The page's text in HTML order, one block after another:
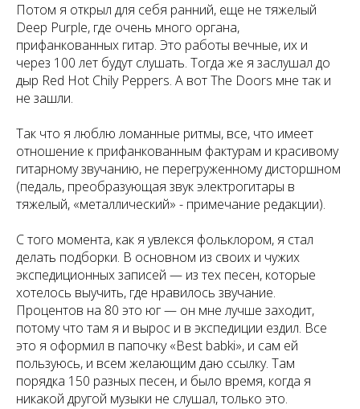
Потом я открыл для себя ранний, еще не тяжелый
Deep Purple, где очень много органа,
прифанкованных гитар. Это работы вечные, их и
через 100 лет будут слушать. Тогда же я заслушал до
дыр Red Hot Chily Peppers. А вот The Doors мне так и
не зашли.
Так что я люблю ломанные ритмы, все, что имеет
отношение к прифанкованным фактурам и красивому
гитарному звучанию, не перегруженному дисторшном
(педаль, преобразующая звук электрогитары в
тяжелый, «металлический» - примечание редакции).
С того момента, как я увлекся фольклором, я стал
делать подборки. В основном из своих и чужих
экспедиционных записей — из тех песен, которые
хотелось выучить, где нравилось звучание.
Процентов на 80 это юг — он мне лучше заходит,
потому что там я и вырос и в экспедиции ездил. Все
это я оформил в папочку «Best babki», и сам ей
пользуюсь, и всем желающим даю ссылку. Там
порядка 150 разных песен, и было время, когда я
никакой другой музыки не слушал, только это.